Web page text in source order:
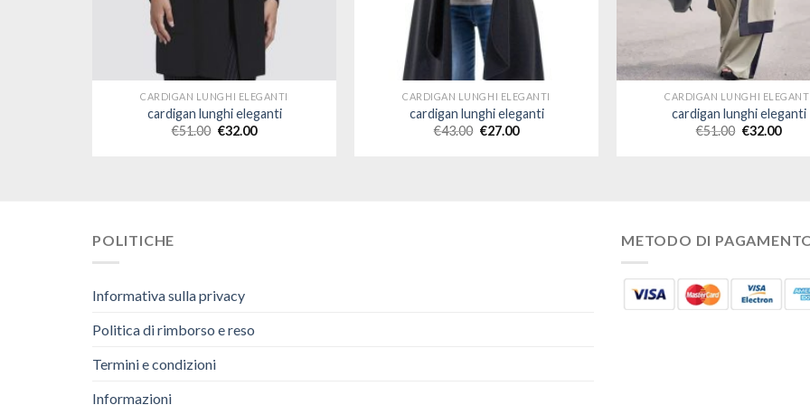
CARDIGAN LUNGHI ELEGANTI
cardigan lunghi eleganti
€51.00 €32.00
CARDIGAN LUNGHI ELEGANTI
cardigan lunghi eleganti
€43.00 €27.00
CARDIGAN LUNGHI
cardigan lunghi eleganti
€51.00 €32.00
POLITICHE
Informativa sulla privacy
Politica di rimborso e reso
Termini e condizioni
Informazioni
METODO DI